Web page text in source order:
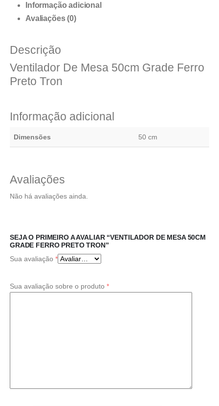
Informação adicional
Avaliações (0)
Descrição
Ventilador De Mesa 50cm Grade Ferro
Preto Tron
Informação adicional
Dimensões 50 cm
Avaliações
Não há avaliações ainda.
SEJA O PRIMEIRO A AVALIAR “VENTILADOR DE MESA 50CM
GRADE FERRO PRETO TRON”
Sua avaliação *
Sua avaliação sobre o produto *